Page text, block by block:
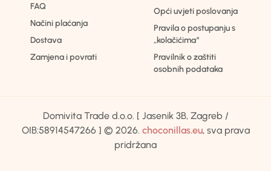
FAQ
Načini plaćanja
Dostava
Zamjena i povrati
Opći uvjeti poslovanja
Pravila o postupanju s
„kolačićima“
Pravilnik o zaštiti
osobnih podataka
Domivita Trade d.o.o. [ Jasenik 3B, Zagreb /
OIB:58914547266 ] © 2026. choconillas.eu, sva prava
pridržana